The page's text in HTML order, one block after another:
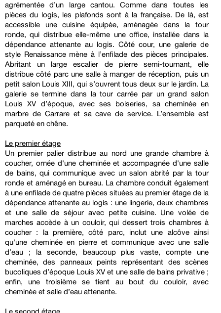
agrémentée d’un large cantou. Comme dans toutes les
pièces du logis, les plafonds sont à la française. De là, est
accessible une cuisine équipée, aménagée dans la tour
ronde, qui distribue elle-même une office, installée dans la
dépendance attenante au logis. Côté cour, une galerie de
style Renaissance mène à l’enfilade des pièces principales.
Abritant un large escalier de pierre semi-tournant, elle
distribue côté parc une salle à manger de réception, puis un
petit salon Louis XIII, qui s’ouvrent tous deux sur le jardin. La
galerie se termine dans la tour carrée par un grand salon
Louis XV d’époque, avec ses boiseries, sa cheminée en
marbre de Carrare et sa cave de service. L’ensemble est
parqueté en chêne.
Le premier étage
Un premier palier distribue au nord une grande chambre à
coucher, ornée d'une cheminée et accompagnée d'une salle
de bains, qui communique avec un salon abrité par la tour
ronde et aménagé en bureau. La chambre conduit également
à une enfilade de quatre pièces situées au premier étage de la
dépendance attenante au logis : une lingerie, deux chambres
et une salle de séjour avec petite cuisine. Une volée de
marches accède à un couloir, qui dessert trois chambres à
coucher : la première, côté parc, inclut une alcôve ainsi
qu'une cheminée en pierre et communique avec une salle
d’eau ; la seconde, beaucoup plus vaste, compte une
cheminée, des panneaux peints représentant des scènes
bucoliques d’époque Louis XV et une salle de bains privative ;
enfin, une troisième se tient au bout du couloir, avec
cheminée et salle d’eau attenante.